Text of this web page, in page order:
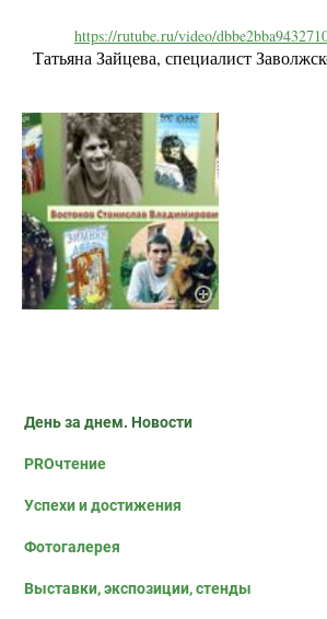
https://rutube.ru/video/
Татьяна Зайцева, специалист
День за днем. Новости
PROчтение
Успехи и достижения
Фотогалерея
Выставки, экспозиции, стенды